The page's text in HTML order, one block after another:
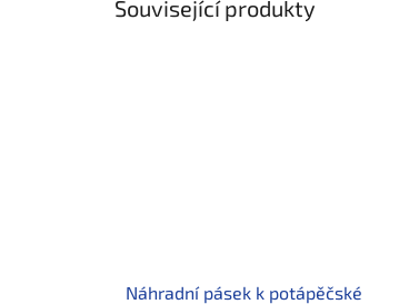
Související produkty
Náhradní pásek k potápěčské